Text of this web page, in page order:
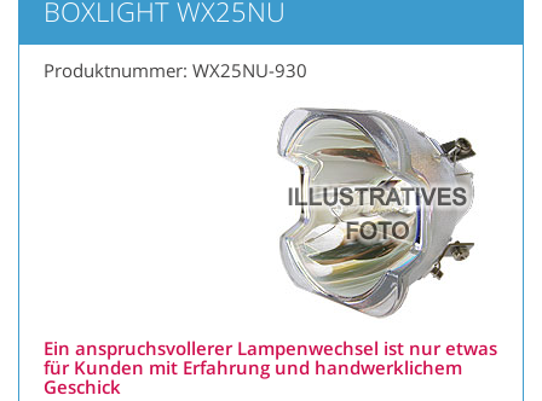
BOXLIGHT WX25NU
Produktnummer: WX25NU-930
Ein anspruchsvollerer Lampenwechsel ist nur etwas
für Kunden mit Erfahrung und handwerklichem
Geschick